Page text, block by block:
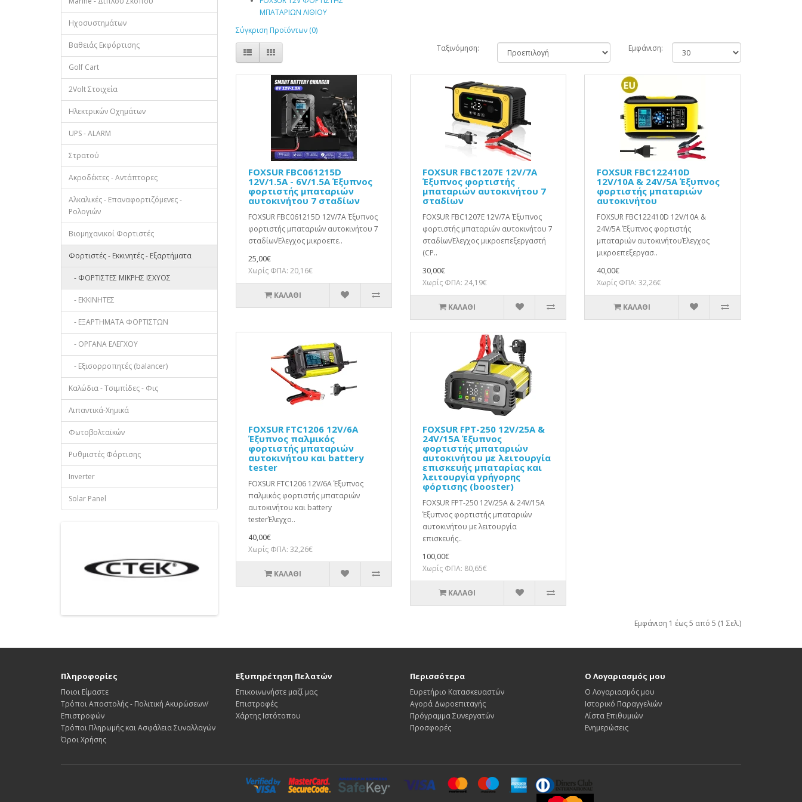
Ηχοσυστημάτων
Βαθειάς Εκφόρτισης
Golf Cart
2Volt Στοιχεία
Ηλεκτρικών Οχημάτων
UPS - ALARM
Στρατού
Ακροδέκτες - Αντάπτορες
Αλκαλικές - Επαναφορτιζόμενες -
Ρολογιών
Βιομηχανικοί Φορτιστές
Φορτιστές - Εκκινητές - Εξαρτήματα
- ΦΟΡΤΙΣΤΕΣ ΜΙΚΡΗΣ ΙΣΧΥΟΣ
- ΕΚΚΙΝΗΤΕΣ
- ΕΞΑΡΤΗΜΑΤΑ ΦΟΡΤΙΣΤΩΝ
- ΟΡΓΑΝΑ ΕΛΕΓΧΟΥ
- Εξισορροπητές (balancer)
Καλώδια - Τσιμπίδες - Φις
Λιπαντικά-Χημικά
Φωτοβολταϊκών
Ρυθμιστές Φόρτισης
Inverter
Solar Panel
ΜΠΑΤΑΡΙΩΝ ΛΙΘΙΟΥ
Σύγκριση Προϊόντων (0)
Ταξινόμηση:
Εμφάνιση:
FOXSUR FBC061215D
12V/1.5A - 6V/1.5A Έξυπνος
φορτιστής μπαταριών
αυτοκινήτου 7 σταδίων
FOXSUR FBC061215D 12V/7A Έξυπνος
φορτιστής μπαταριών αυτοκινήτου 7
σταδίωνΈλεγχος μικροεπε..
25,00€
Χωρίς ΦΠΑ: 20,16€
ΚΑΛΆΘΙ
FOXSUR FBC1207E 12V/7A
Έξυπνος φορτιστής
μπαταριών αυτοκινήτου 7
σταδίων
FOXSUR FBC1207E 12V/7A Έξυπνος
φορτιστής μπαταριών αυτοκινήτου 7
σταδίωνΈλεγχος μικροεπεξεργαστή
(CP..
30,00€
Χωρίς ΦΠΑ: 24,19€
ΚΑΛΆΘΙ
FOXSUR FBC122410D
12V/10A & 24V/5A Έξυπνος
φορτιστής μπαταριών
αυτοκινήτου
FOXSUR FBC122410D 12V/10A &
24V/5A Έξυπνος φορτιστής
μπαταριών αυτοκινήτουΈλεγχος
μικροεπεξεργασ..
40,00€
Χωρίς ΦΠΑ: 32,26€
ΚΑΛΆΘΙ
FOXSUR FTC1206 12V/6A
Έξυπνος παλμικός
φορτιστής μπαταριών
αυτοκινήτου και battery
tester
FOXSUR FTC1206 12V/6A Έξυπνος
παλμικός φορτιστής μπαταριών
αυτοκινήτου και battery
testerΈλεγχο..
40,00€
Χωρίς ΦΠΑ: 32,26€
ΚΑΛΆΘΙ
FOXSUR FPT-250 12V/25A &
24V/15A Έξυπνος
φορτιστής μπαταριών
αυτοκινήτου με λειτουργία
επισκευής μπαταρίας και
λειτουργία γρήγορης
φόρτισης (booster)
FOXSUR FPT-250 12V/25A & 24V/15A
Έξυπνος φορτιστής μπαταριών
αυτοκινήτου με λειτουργία
επισκευής..
100,00€
Χωρίς ΦΠΑ: 80,65€
ΚΑΛΆΘΙ
Εμφάνιση 1 έως 5 από 5 (1 Σελ.)
Πληροφορίες
Ποιοι Είμαστε
Τρόποι Αποστολής - Πολιτική Ακυρώσεων/
Επιστροφών
Τρόποι Πληρωμής και Ασφάλεια Συναλλαγών
Όροι Χρήσης
Εξυπηρέτηση Πελατών
Επικοινωνήστε μαζί μας
Επιστροφές
Χάρτης Ιστότοπου
Περισσότερα
Ευρετήριο Κατασκευαστών
Αγορά Δωροεπιταγής
Πρόγραμμα Συνεργατών
Προσφορές
Ο Λογαριασμός μου
Ο Λογαριασμός μου
Ιστορικό Παραγγελιών
Λίστα Επιθυμιών
Ενημερώσεις